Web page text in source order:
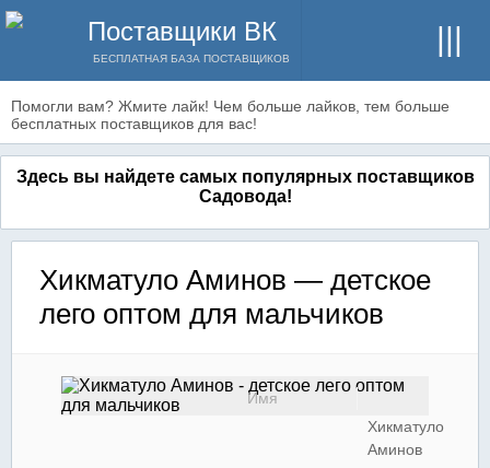
Поставщики ВК
БЕСПЛАТНАЯ БАЗА ПОСТАВЩИКОВ
Помогли вам? Жмите лайк! Чем больше лайков, тем больше
бесплатных поставщиков для вас!
Здесь вы найдете самых популярных поставщиков
Садовода!
Хикматуло Аминов — детское
лего оптом для мальчиков
Имя
Хикматуло
Аминов